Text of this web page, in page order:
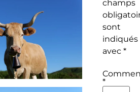
champs
sont
indiqués
avec*
*